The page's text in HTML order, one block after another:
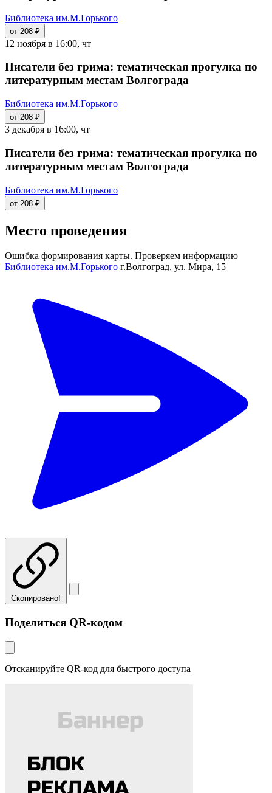
Библиотека им.М.Горького
от 208 ₽
12 ноября в 16:00, чт
Писатели без грима: тематическая прогулка по
литературным местам Волгограда
Библиотека им.М.Горького
от 208 ₽
3 декабря в 16:00, чт
Писатели без грима: тематическая прогулка по
литературным местам Волгограда
Библиотека им.М.Горького
от 208 ₽
Место проведения
Ошибка формирования карты. Проверяем информацию
Библиотека им.М.Горького г.Волгоград, ул. Мира, 15
Скопировано!
Поделиться QR-кодом
Отсканируйте QR-код для быстрого доступа